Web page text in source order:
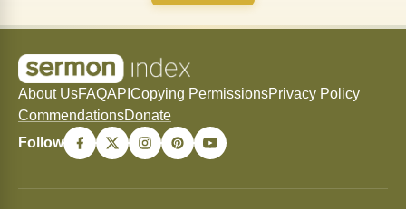
About UsFAQAPI Copying PermissionsPrivacy Policy
CommendationsDonate
Follow